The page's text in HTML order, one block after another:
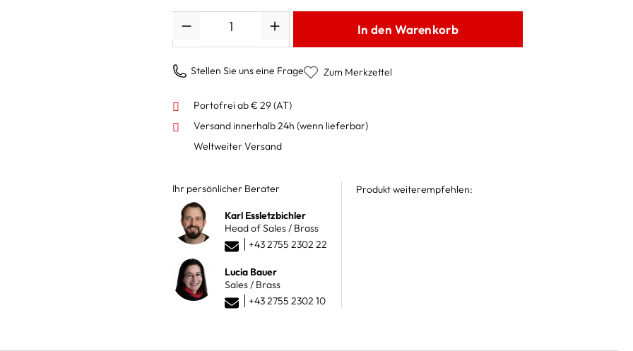
In den Warenkorb
Stellen Sie uns eine Frage Zum Merkzettel
Portofrei ab € 29 (AT)
Versand innerhalb 24h (wenn lieferbar)
Weltweiter Versand
Ihr persönlicher Berater
Karl Essletzbichler
Head of Sales / Brass
+43 2755 2302 22
Lucia Bauer
Sales / Brass
+43 2755 2302 10
Produkt weiterempfehlen: